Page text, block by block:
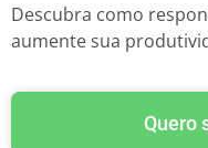
Descubra como
aumente sua
Quero